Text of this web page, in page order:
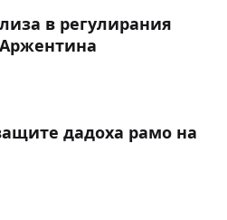
в регулирания
дадоха рамо на